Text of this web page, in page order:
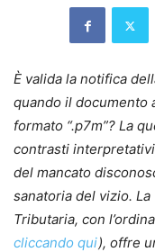
È valida la notifica
quando il documento
formato “.p7m”? La
contrasti
del mancato
sanatoria del vizio.
Tributaria, con
cliccando qui), offre